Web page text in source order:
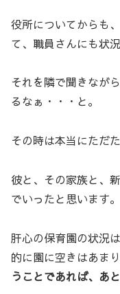
役所についてからも
て、職員さんにも状
それを隣で聞きなが
るなぁ・・・と。
その時は本当にただ
彼と、その家族と、
でいったと思います。
肝心の保育園の状況
的に園に空きはあま
うことであれば、あ